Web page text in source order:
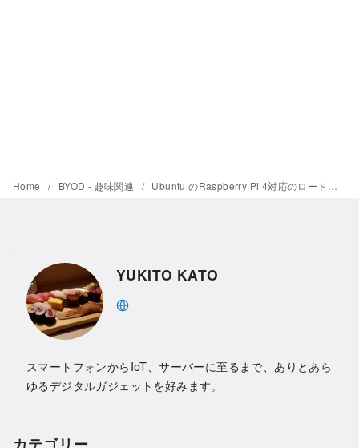
Home BYOD - 趣味関連 Ubuntu のRaspberry Pi 4対応のロードマップが発表されました
YUKITO KATO
スマートフォンからIoT、サーバーに至るまで、ありとあら
ゆるデジタルガジェットを好みます。
カテゴリー